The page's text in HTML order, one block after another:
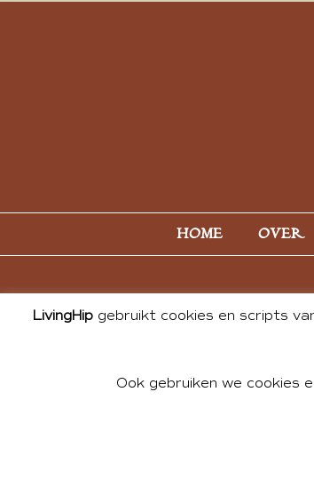
HOME OVER
© 2026 ALL
LivingHip gebruikt cookies en scripts
Ook gebruiken we cookies